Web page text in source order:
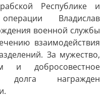
Республике и
Владислав
военной службы
взаимодействия
За мужество,
и добросовестное
долга награжден